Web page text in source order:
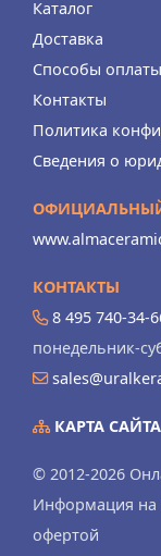
Каталог
Доставка
Способы оплаты
Контакты
Политика
Сведения о
ОФИЦИАЛЬНЫЙ
КОНТАКТЫ
8 495 740-34-
понедельник-
КАРТА САЙТА
© 2012-2026
Информация на
офертой